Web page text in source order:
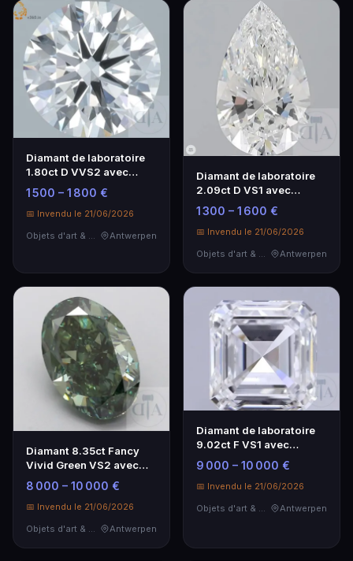
Diamant de laboratoire
1.80ct D VVS2 avec
certificat IGI
1 500 – 1 800 €
📅 Invendu le 21/06/2026
Antwerpen
Diamant de laboratoire
2.09ct D VS1 avec
certificat IGI
1 300 – 1 600 €
📅 Invendu le 21/06/2026
Objets d'art & Curiosités
Antwerpen
Diamant 8.35ct Fancy
Vivid Green VS2 avec
certificat IGI
8 000 – 10 000 €
📅 Invendu le 21/06/2026
Objets d'art & Curiosités
Antwerpen
Diamant de laboratoire
9.02ct F VS1 avec
certificat IGI
9 000 – 10 000 €
📅 Invendu le 21/06/2026
Objets d'art & Curiosités
Antwerpen